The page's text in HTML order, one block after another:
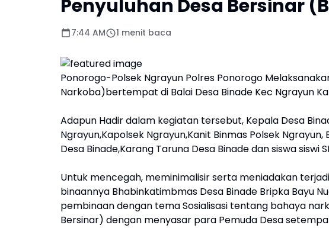
Penyuluhan Desa Bersinar
7:44 AM 1 menit baca
Ponorogo-Polsek Ngrayun Polres Ponorogo
Narkoba)bertempat di Balai Desa Binade Kec Ngrayun
Adapun Hadir dalam kegiatan tersebut, Kepala Desa
Ngrayun,Kapolsek Ngrayun,Kanit Binmas Polsek
Desa Binade,Karang Taruna Desa Binade dan siswa siswi
Untuk mencegah, meminimalisir serta meniadakan
binaannya Bhabinkatimbmas Desa Binade Bripka Bayu
pembinaan dengan tema Sosialisasi tentang bahaya
Bersinar) dengan menyasar para Pemuda Desa